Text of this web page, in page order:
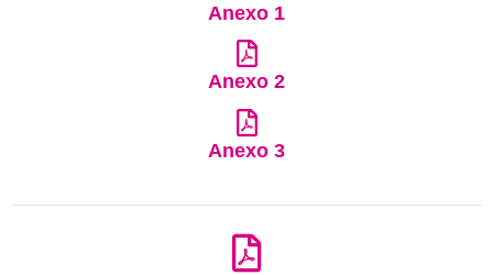
Anexo 1
Anexo 2
Anexo 3